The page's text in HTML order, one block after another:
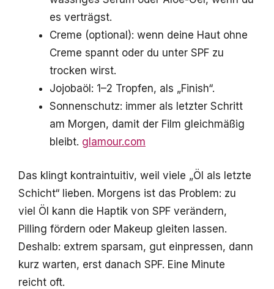
es verträgst.
Creme (optional): wenn deine Haut ohne
Creme spannt oder du unter SPF zu
trocken wirst.
Jojobaöl: 1–2 Tropfen, als „Finish“.
Sonnenschutz: immer als letzter Schritt
am Morgen, damit der Film gleichmäßig
bleibt. glamour.com
Das klingt kontraintuitiv, weil viele „Öl als letzte
Schicht“ lieben. Morgens ist das Problem: zu
viel Öl kann die Haptik von SPF verändern,
Pilling fördern oder Makeup gleiten lassen.
Deshalb: extrem sparsam, gut einpressen, dann
kurz warten, erst danach SPF. Eine Minute
reicht oft.